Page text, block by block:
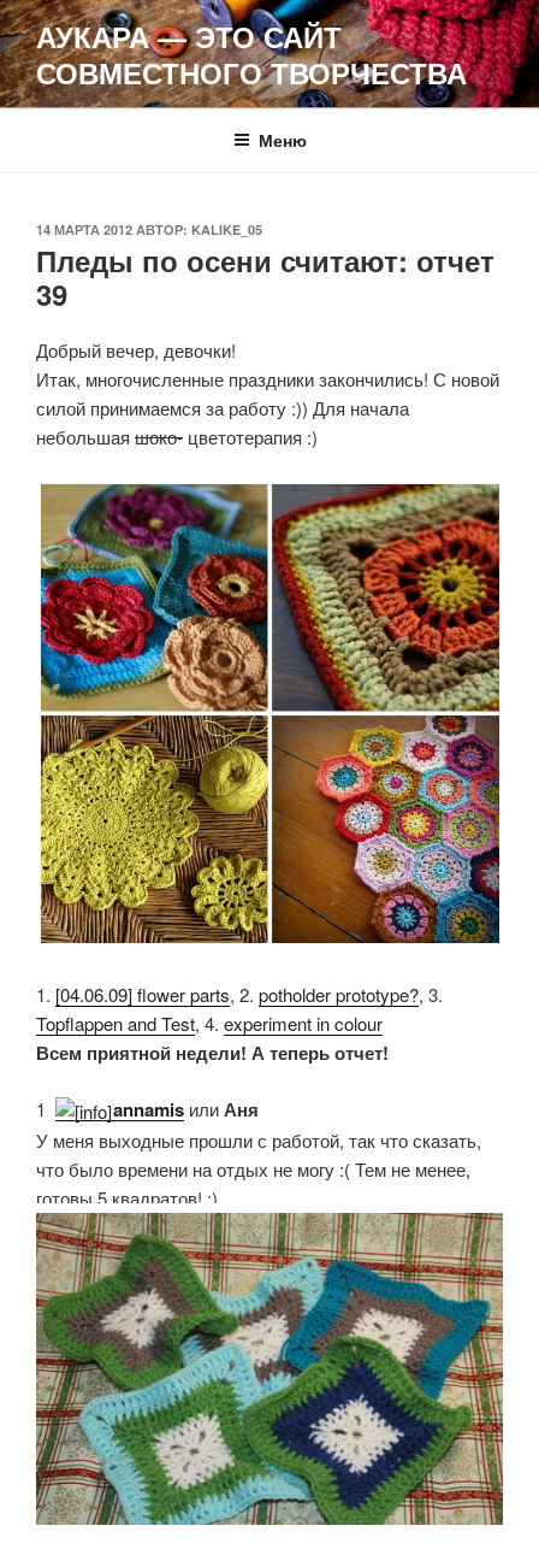
Перейти
к
содержимому
АУКАРА — ЭТО САЙТ
СОВМЕСТНОГО ТВОРЧЕСТВА
Меню
ОПУБЛИКОВАНО
14 МАРТА 2012 АВТОР: KALIKE_05
Пледы по осени считают: отчет
39
Добрый вечер, девочки!
Итак, многочисленные праздники закончились! С новой
силой принимаемся за работу :)) Для начала
небольшая шоко- цветотерапия :)
1. [04.06.09] flower parts, 2. potholder prototype?, 3.
Topflappen and Test, 4. experiment in colour
Всем приятной недели! А теперь отчет!
1. annamis илиАня
У меня выходные прошли с работой, так что сказать,
что было времени на отдых не могу :( Тем не менее,
готовы 5 квадратов! :)